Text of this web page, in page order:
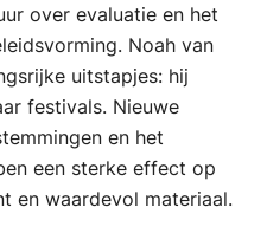
over evaluatie en het
Noah van
uitstapjes: hij
festivals. Nieuwe
en het
een sterke effect op
en waardevol materiaal.